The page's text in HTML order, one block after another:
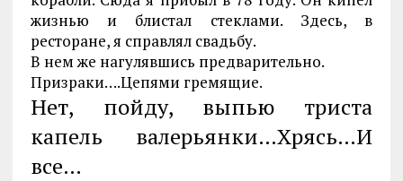
жизнью и блистал стеклами. Здесь, в
ресторане, я справлял свадьбу.
В нем же нагулявшись предварительно.
Призраки….Цепями гремящие.
Нет, пойду, выпью триста
капель валерьянки…Хрясь…И
все…